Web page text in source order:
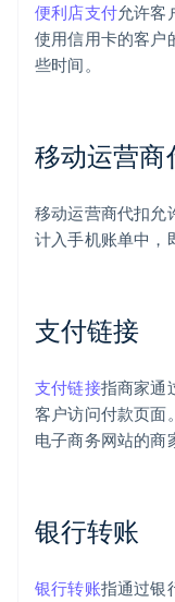
便利店支付允许客
使用信用卡的客户
些时间。
移动运营商
移动运营商代扣允
计入手机账单中，
支付链接
支付链接指商家通
客户访问付款页面
电子商务网站的商
银行转账
银行转账指通过银